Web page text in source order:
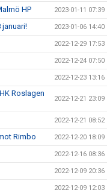
HP 2023-01-11 07:39
januari! 2023-01-06 14:40
2022-12-29 17:53
2022-12-24 07:50
2022-12-23 13:16
Roslagen
2022-12-21 23:09
2022-12-21 08:52
Rimbo 2022-12-20 18:09
2022-12-16 08:36
2022-12-09 20:36
2022-12-09 12:03